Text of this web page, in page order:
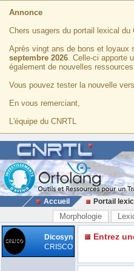
Annonce
Chers usagers du portail lexical du
Après vingt ans de bons et loyaux
septembre 2026. Celle-ci apporte
également de nouvelles
Vous pouvez tester la nouvelle
En vous remerciant,
L'équipe du CNRTL
Accueil Portail
Morphologie
Dicosyn
CRISCO
Entrez